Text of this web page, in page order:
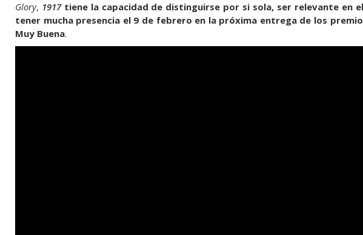
Glory, 1917tiene la capacidad de distinguirse por si sola, ser relevante en
tener mucha presencia el 9 de febrero en la próxima entrega de los
Muy Buena.